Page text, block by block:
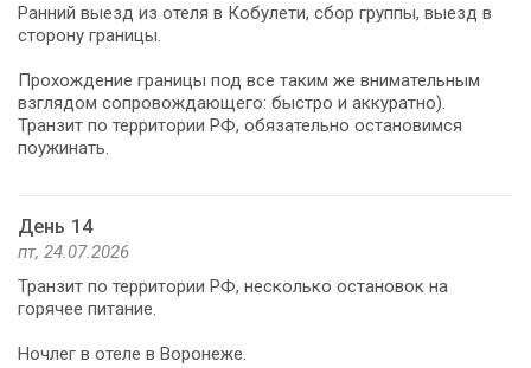
Ранний выезд из отеля в Кобулети, сбор группы, выезд в
сторону границы.
Прохождение границы под все таким же внимательным
взглядом сопровождающего: быстро и аккуратно).
Транзит по территории РФ, обязательно остановимся
поужинать.
День 14
пт, 24.07.2026
Транзит по территории РФ, несколько остановок на
горячее питание.
Ночлег в отеле в Воронеже.